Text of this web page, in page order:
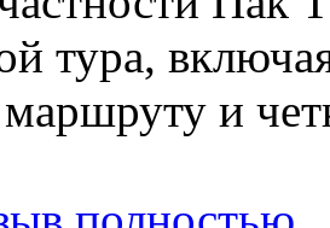
тура,
и